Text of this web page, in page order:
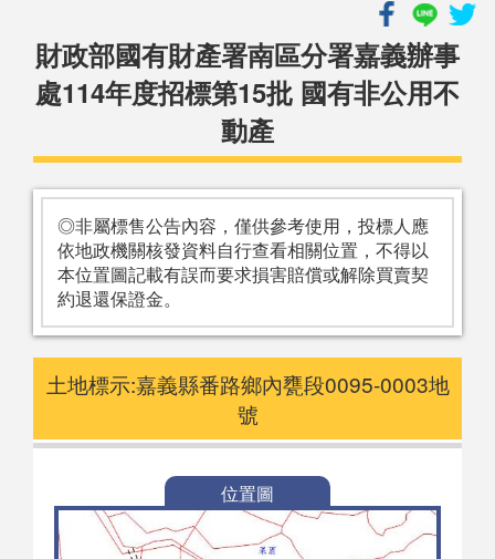
財政部國有財產署南區分署嘉義辦事
處114年度招標第15批 國有非公用不
動產
◎非屬標售公告內容，僅供參考使用，投標人應
依地政機關核發資料自行查看相關位置，不得以
本位置圖記載有誤而要求損害賠償或解除買賣契
約退還保證金。
土地標示:嘉義縣番路鄉內甕段0095-0003地
號
位置圖